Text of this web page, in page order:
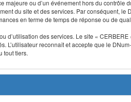
majeure ou d’un événement hors du contrôle
du site et des services. Par conséquent, le
en terme de temps de réponse ou de
d’utilisation des services. Le site «
L’utilisateur reconnaît et accepte que le
tout tiers.